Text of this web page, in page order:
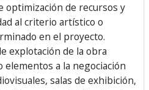
optimización de recursos y
al criterio artístico o
en el proyecto.
explotación de la obra
elementos a la negociación
salas de exhibición,